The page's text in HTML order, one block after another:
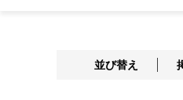
並び替え